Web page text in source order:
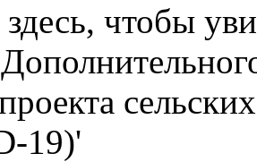
чтобы
19)'